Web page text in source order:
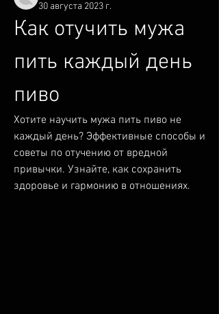
30 августа 2023 г.
Как отучить мужа
пить каждый день
пиво
Хотите научить мужа пить пиво не
каждый день? Эффективные способы и
советы по отучению от вредной
привычки. Узнайте, как сохранить
здоровье и гармонию в отношениях.